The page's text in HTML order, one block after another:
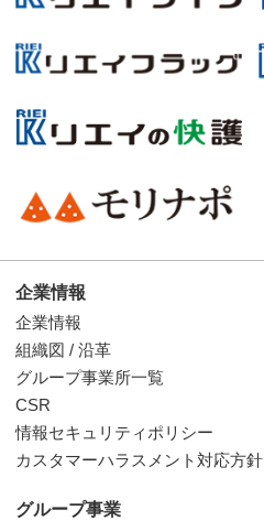
企業情報
企業情報
組織図 / 沿革
グループ事業所一覧
CSR
情報セキュリティポリシー
カスタマーハラスメント対応方針
グループ事業